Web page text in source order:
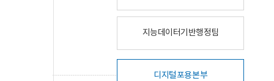
지능데이터기반행정팀
디지털포용본부